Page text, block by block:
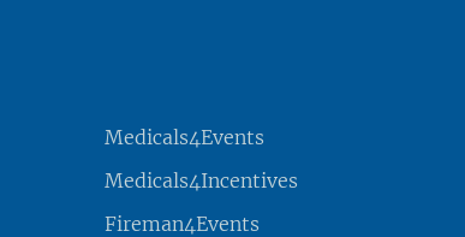
Medicals4Events
Medicals4Incentives
Fireman4Events